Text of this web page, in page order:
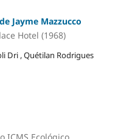
Jayme Mazzucco
Hotel (1968)
Dri , Quétilan Rodrigues